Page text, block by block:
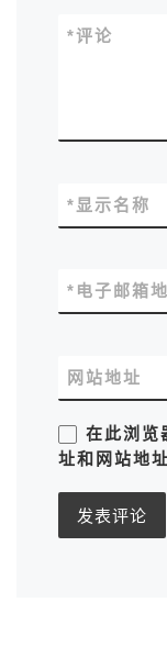
评论
*
显示名称
*
电子邮箱
*
网站地址
在此浏览
址和网站地